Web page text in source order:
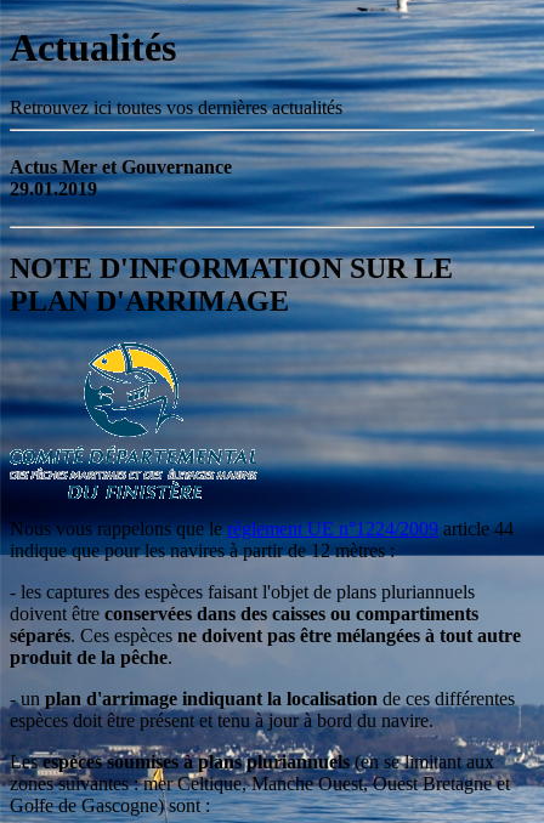
Actualités
Retrouvez ici toutes vos dernières actualités
Actus Mer et Gouvernance
29.01.2019
NOTE D'INFORMATION SUR LE
PLAN D'ARRIMAGE
Nous vous rappelons que lerèglement UE n°1224/2009 article 44
indique que pour les navires à partir de 12 mètres :
- les captures des espèces faisant l'objet de plans pluriannuels
doivent être conservées dans des caisses ou compartiments
séparés. Ces espèces ne doivent pas être mélangées à tout autre
produit de la pêche.
- un plan d'arrimage indiquant la localisation de ces différentes
espèces doit être présent et tenu à jour à bord du navire.
Lesespèces soumises à plans pluriannuels(en se limitant aux
zones suivantes : mer Celtique, Manche Ouest, Ouest Bretagne et
Golfe de Gascogne) sont :